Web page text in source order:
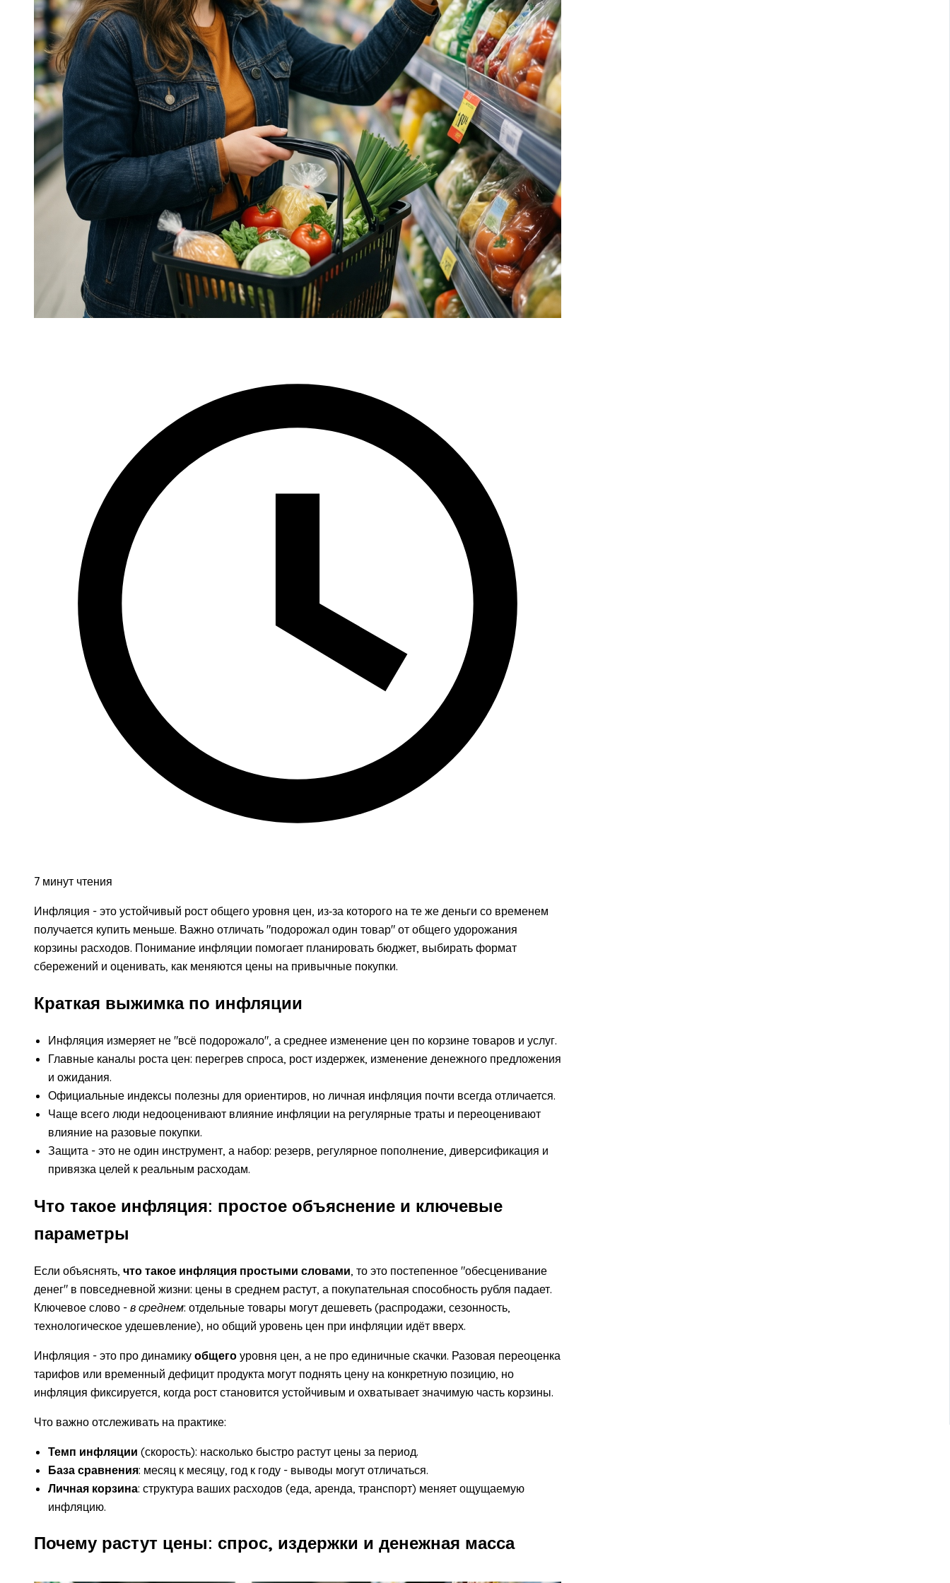
7 минут чтения
Инфляция - это устойчивый рост общего уровня цен, из‑за которого на те же деньги со временем
получается купить меньше. Важно отличать "подорожал один товар" от общего удорожания
корзины расходов. Понимание инфляции помогает планировать бюджет, выбирать формат
сбережений и оценивать, как меняются цены на привычные покупки.
Краткая выжимка по инфляции
Инфляция измеряет не "всё подорожало", а среднее изменение цен по корзине товаров и услуг.
Главные каналы роста цен: перегрев спроса, рост издержек, изменение денежного предложения
и ожидания.
Официальные индексы полезны для ориентиров, но личная инфляция почти всегда отличается.
Чаще всего люди недооценивают влияние инфляции на регулярные траты и переоценивают
влияние на разовые покупки.
Защита - это не один инструмент, а набор: резерв, регулярное пополнение, диверсификация и
привязка целей к реальным расходам.
Что такое инфляция: простое объяснение и ключевые
параметры
Если объяснять, что такое инфляция простыми словами, то это постепенное "обесценивание
денег" в повседневной жизни: цены в среднем растут, а покупательная способность рубля падает.
Ключевое слово - в среднем: отдельные товары могут дешеветь (распродажи, сезонность,
технологическое удешевление), но общий уровень цен при инфляции идёт вверх.
Инфляция - это про динамику общего уровня цен, а не про единичные скачки. Разовая переоценка
тарифов или временный дефицит продукта могут поднять цену на конкретную позицию, но
инфляция фиксируется, когда рост становится устойчивым и охватывает значимую часть корзины.
Что важно отслеживать на практике:
Темп инфляции (скорость): насколько быстро растут цены за период.
База сравнения: месяц к месяцу, год к году - выводы могут отличаться.
Личная корзина: структура ваших расходов (еда, аренда, транспорт) меняет ощущаемую
инфляцию.
Почему растут цены: спрос, издержки и денежная масса